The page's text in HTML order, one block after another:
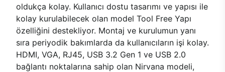
oldukça kolay. Kullanıcı dostu tasarımı ve yapısı ile
kolay kurulabilecek olan model Tool Free Yapı
özelliğini destekliyor. Montaj ve kurulumun yanı
sıra periyodik bakımlarda da kullanıcıların işi kolay.
HDMI, VGA, RJ45, USB 3.2 Gen 1 ve USB 2.0
bağlantı noktalarına sahip olan Nirvana modeli,